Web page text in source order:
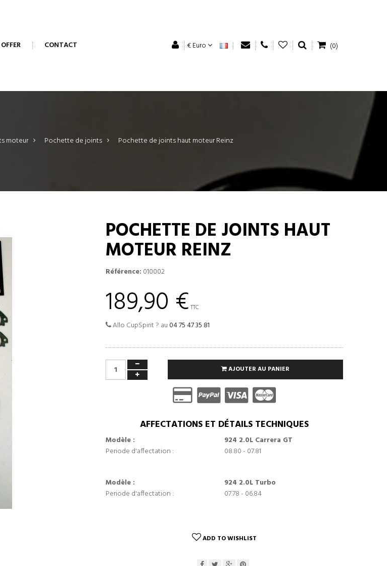
CONTACT € Euro (0)
moteur > Pochette de joints > Pochette de joints haut moteur Reinz
POCHETTE DE JOINTS HAUT
MOTEUR REINZ
Référence: 010002
189,90 € TTC
Allo CupSpirit ? au 04 75 47 35 81
AJOUTER AU PANIER
AFFECTATIONS ET DÉTAILS TECHNIQUES
Modèle :
924 2.0L Carrera GT
Periode d'affectation :
08.80 - 07.81
Modèle :
924 2.0L Turbo
Periode d'affectation :
07.78 - 06.84
ADD TO WISHLIST